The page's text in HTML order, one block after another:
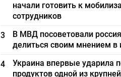
начали готовить к
сотрудников
3
В МВД посоветовали
делиться своим мнением в
4
Украина впервые ударила
продуктов одной из